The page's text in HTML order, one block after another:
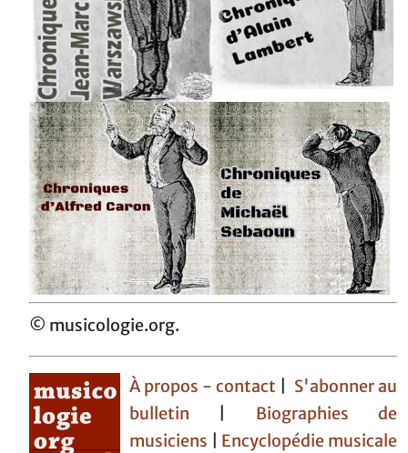
© musicologie.org.
À propos - contact
S'abonner au
bulletin
Biographies de
musiciens
Encyclopédie musicale